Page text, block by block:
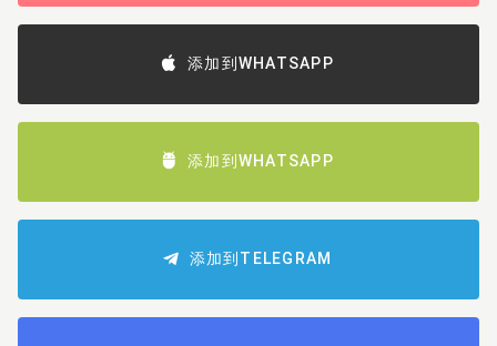
添加到WHATSAPP
添加到WHATSAPP
添加到TELEGRAM